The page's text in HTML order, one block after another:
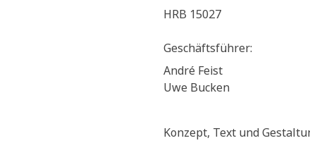
HRB 15027
Geschäftsführer:
André Feist
Uwe Bucken
Konzept, Text und